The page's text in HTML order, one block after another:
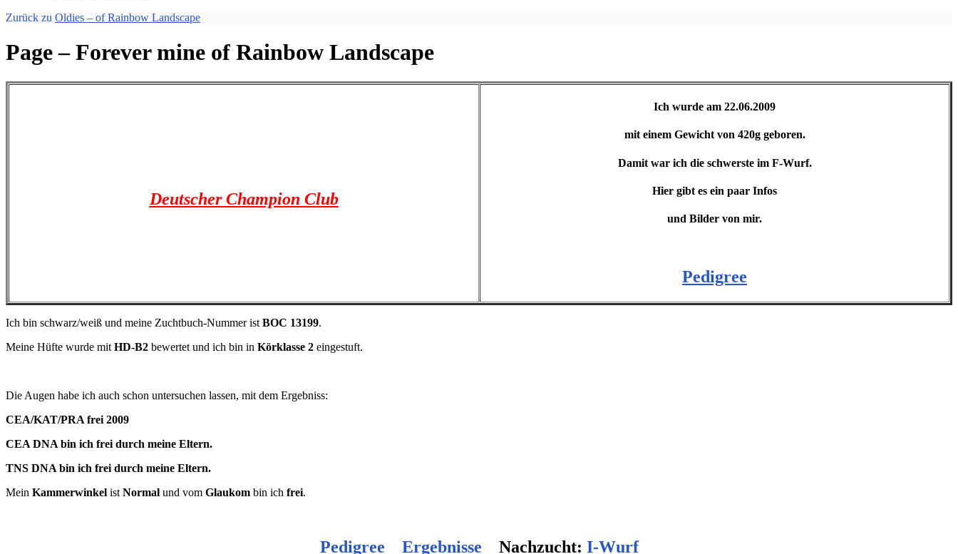
Zurück zu Oldies – of Rainbow Landscape
Page – Forever mine of Rainbow Landscape
Deutscher Champion Club
Ich wurde am 22.06.2009
mit einem Gewicht von 420g geboren.
Damit war ich die schwerste im F-Wurf.
Hier gibt es ein paar Infos
und Bilder von mir.
Pedigree
Ich bin schwarz/weiß und meine Zuchtbuch-Nummer ist BOC 13199.
Meine Hüfte wurde mit HD-B2 bewertet und ich bin in Körklasse 2 eingestuft.
Die Augen habe ich auch schon untersuchen lassen, mit dem Ergebniss:
CEA/KAT/PRA frei 2009
CEA DNA bin ich frei durch meine Eltern.
TNS DNA bin ich frei durch meine Eltern.
Mein Kammerwinkel ist Normal und vom Glaukom bin ich frei.
Pedigree Ergebnisse Nachzucht: I-Wurf